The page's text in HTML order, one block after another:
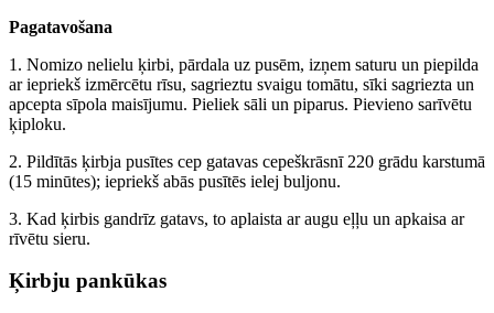
Pagatavošana
1. Nomizo nelielu ķirbi, pārdala uz pusēm, izņem saturu un piepilda
ar iepriekš izmērcētu rīsu, sagrieztu svaigu tomātu, sīki sagriezta un
apcepta sīpola maisījumu. Pieliek sāli un piparus. Pievieno sarīvētu
ķiploku.
2. Pildītās ķirbja pusītes cep gatavas cepeškrāsnī 220 grādu karstumā
(15 minūtes); iepriekš abās pusītēs ielej buljonu.
3. Kad ķirbis gandrīz gatavs, to aplaista ar augu eļļu un apkaisa ar
rīvētu sieru.
Ķirbju pankūkas